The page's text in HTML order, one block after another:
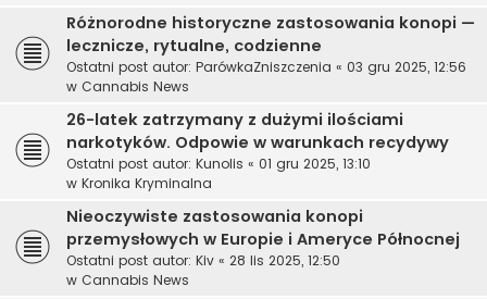
Różnorodne historyczne zastosowania konopi —
lecznicze, rytualne, codzienne
Ostatni post autor: ParówkaZniszczenia « 03 gru 2025, 12:56
w Cannabis News
26-latek zatrzymany z dużymi ilościami
narkotyków. Odpowie w warunkach recydywy
Ostatni post autor: Kunolis « 01 gru 2025, 13:10
w Kronika Kryminalna
Nieoczywiste zastosowania konopi
przemysłowych w Europie i Ameryce Północnej
Ostatni post autor: Kiv « 28 lis 2025, 12:50
w Cannabis News